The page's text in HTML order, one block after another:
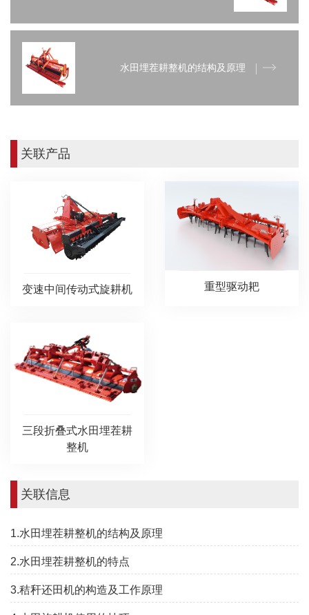
水田埋茬耕整机的结构及原理
关联产品
变速中间传动式旋耕机 重型驱动耙
三段折叠式水田埋茬耕
整机
关联信息
1.水田埋茬耕整机的结构及原理
2.水田埋茬耕整机的特点
3.秸秆还田机的构造及工作原理